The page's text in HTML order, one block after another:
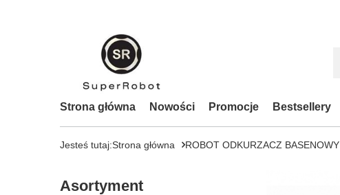
Strona główna Nowości Promocje Bestsellery
Jesteś tutaj:Strona główna ROBOT ODKURZACZ BASENOWY
Asortyment